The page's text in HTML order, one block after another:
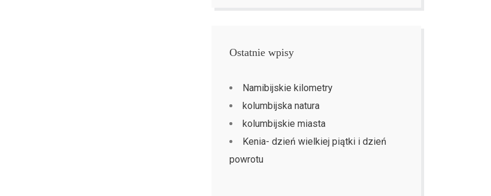
Ostatnie wpisy
Namibijskie kilometry
kolumbijska natura
kolumbijskie miasta
Kenia- dzień wielkiej piątki i dzień
powrotu